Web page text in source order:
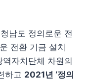
남도 정의로운 전
전환 기금 설치
역자치단체 차원의
하고 2021년 ‘정의